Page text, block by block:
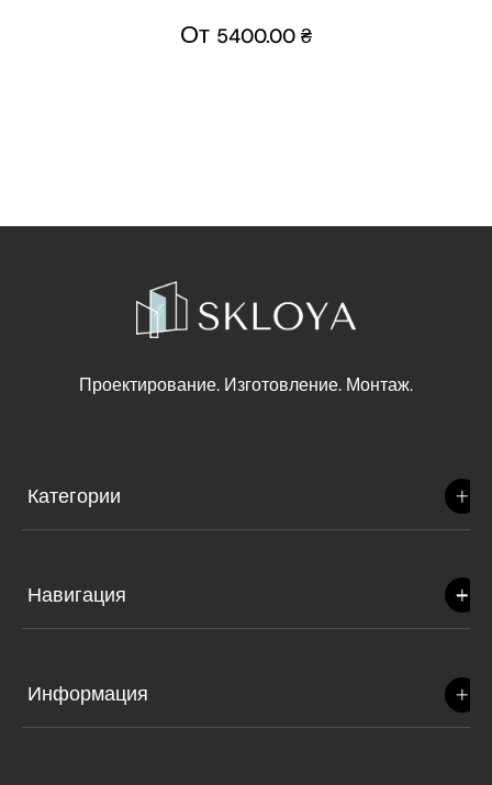
От 5400.00 ₴
Проектирование. Изготовление. Монтаж.
Категории
Навигация
Информация